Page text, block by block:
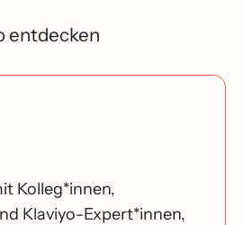
entdecken
Kolleg*innen,
Klaviyo-Expert*innen,